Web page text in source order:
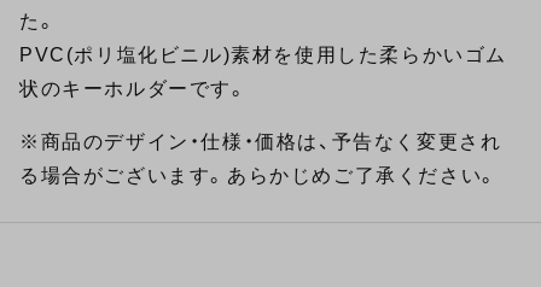
た。
PVC(ポリ塩化ビニル)素材を使用した柔らかいゴム
状のキーホルダーです。
※商品のデザイン・仕様・価格は、予告なく変更され
る場合がございます。あらかじめご了承ください。